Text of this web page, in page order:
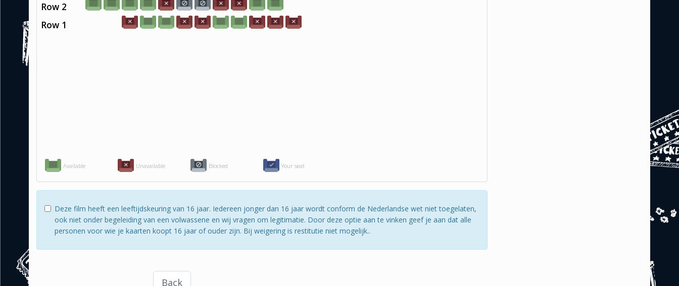
Available Unavailable Blocked Your seat
Row 1
Row 2
Deze film heeft een leeftijdskeuring van 16 jaar. Iedereen jonger dan 16 jaar wordt conform de Nederlandse wet niet toegelaten,
ook niet onder begeleiding van een volwassene en wij vragen om legitimatie. Door deze optie aan te vinken geef je aan dat alle
personen voor wie je kaarten koopt 16 jaar of ouder zijn. Bij weigering is restitutie niet mogelijk..
Back